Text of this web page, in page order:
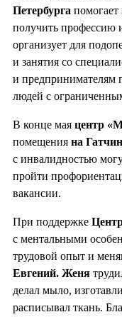
Петербурга
получить профессию
организует для
и занятия со
и предпринимателям
людей с
В конце мая центр
помещения на
с инвалидностью
пройти
вакансии.
При поддержке
с ментальными
трудовой опыт и
Евгений. Женя
делал мыло,
расписывал ткань.